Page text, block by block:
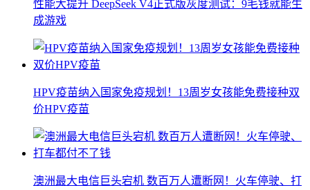
性能大提升 DeepSeek V4正式版灰度测试：9毛钱就能生
成游戏
HPV疫苗纳入国家免疫规划！13周岁女孩能免费接种双
价HPV疫苗
澳洲最大电信巨头宕机 数百万人遭断网！火车停驶、打